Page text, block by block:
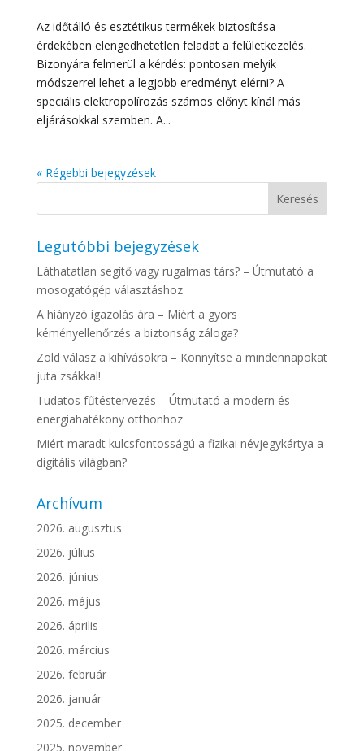
Az időtálló és esztétikus termékek biztosítása
érdekében elengedhetetlen feladat a felületkezelés.
Bizonyára felmerül a kérdés: pontosan melyik
módszerrel lehet a legjobb eredményt elérni? A
speciális elektropolírozás számos előnyt kínál más
eljárásokkal szemben. A...
« Régebbi bejegyzések
Legutóbbi bejegyzések
Láthatatlan segítő vagy rugalmas társ? – Útmutató a
mosogatógép választáshoz
A hiányzó igazolás ára – Miért a gyors
kéményellenőrzés a biztonság záloga?
Zöld válasz a kihívásokra – Könnyítse a mindennapokat
juta zsákkal!
Tudatos fűtéstervezés – Útmutató a modern és
energiahatékony otthonhoz
Miért maradt kulcsfontosságú a fizikai névjegykártya a
digitális világban?
Archívum
2026. augusztus
2026. július
2026. június
2026. május
2026. április
2026. március
2026. február
2026. január
2025. december
2025. november